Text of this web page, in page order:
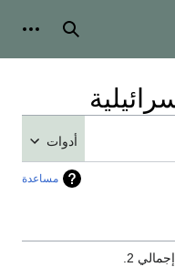
بحث
أدوات
مساعدة
2.